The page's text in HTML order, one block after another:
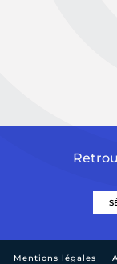
Mentions légales